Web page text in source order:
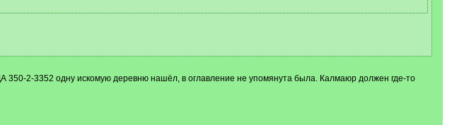
350-2-3352 одну искомую деревню нашёл, в оглавление не упомянута была. Калмаюр должен где-то